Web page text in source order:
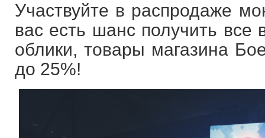
Участвуйте в распродаже
вас есть шанс получить
облики, товары магазина
до 25%!